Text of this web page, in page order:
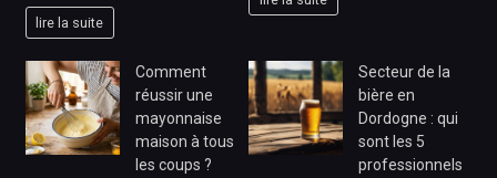
lire la suite
Comment
réussir une
mayonnaise
maison à tous
les coups ?
Secteur de la
bière en
Dordogne : qui
sont les 5
professionnels